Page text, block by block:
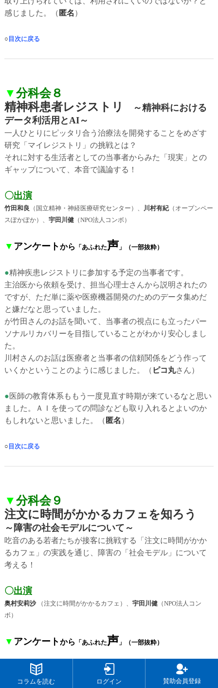
感じました。
（ 匿名 ）
○ 目次に戻る
▼分科会８
精神科患者レジストリ
～精神科における
データ利活用とAI～
一人ひとりにピッタリ合う治療法を開発することをめざす
研究「マイレジストリ」の挑戦とは？
それに対する生活者としての当事者からみた「現実」との
ギャップについて、本音で議論する！
〇出演
竹田和良 （国立精神・神経医療研究センター）、 川村有紀（オープンペー
スぽかぽか）、 宇田川健（NPO法人コンボ）
▼ アンケートから 「あふれた声 」 （一部抜粋）
●精神疾患レジストリに参加する予定の当事者です。
主治医から依頼を受け、担当心理士さんから説明されたの
ですが、ただ単に薬や医療機器開発のためのデータ集めだ
と嫌だなと思っていました。
が竹田さんのお話を聞いて、当事者の視点にも立ったパー
ソナルリカバリーを目指していることがわかり安心しまし
た。
川村さんのお話は医療者と当事者の信頼関係をどう作って
いくかということのように感じました。
（ ピコ丸さん）
●医師の教育体系ももう一度見直す時期が来ているなと思い
ました。ＡＩを使っての問診なども取り入れるとよいのか
もしれないと思いました。
（ 匿名 ）
○ 目次に戻る
▼分科会９
注文に時間がかかるカフェを知ろう
～障害の社会モデルについて～
吃音のある若者たちが接客に挑戦する「注文に時間がかか
るカフェ」の実践を通じ、障害の「社会モデル」について
考える！
〇出演
奥村安莉沙（注文に時間がかかるカフェ）、 宇田川健（NPO法人コン
ボ）
▼ アンケートから 「あふれた声 」 （一部抜粋）
リンク先から、地元テレビ局の動画を観ました。勇気をも
らえました。個人モデルと社会モデルの双方の歩み寄りが
コラムを読む ログイン 賛助会員登録